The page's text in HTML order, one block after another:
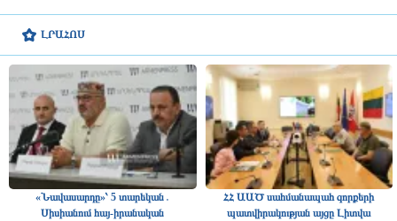
ԼՐԱՀՈՍ
«Նավասարդը»՝ 5 տարեկան․
Սիսիանում հայ-իրանական
ՀՀ ԱԱԾ սահմանապահ զորքերի
պատվիրակության այցը Լիտվա